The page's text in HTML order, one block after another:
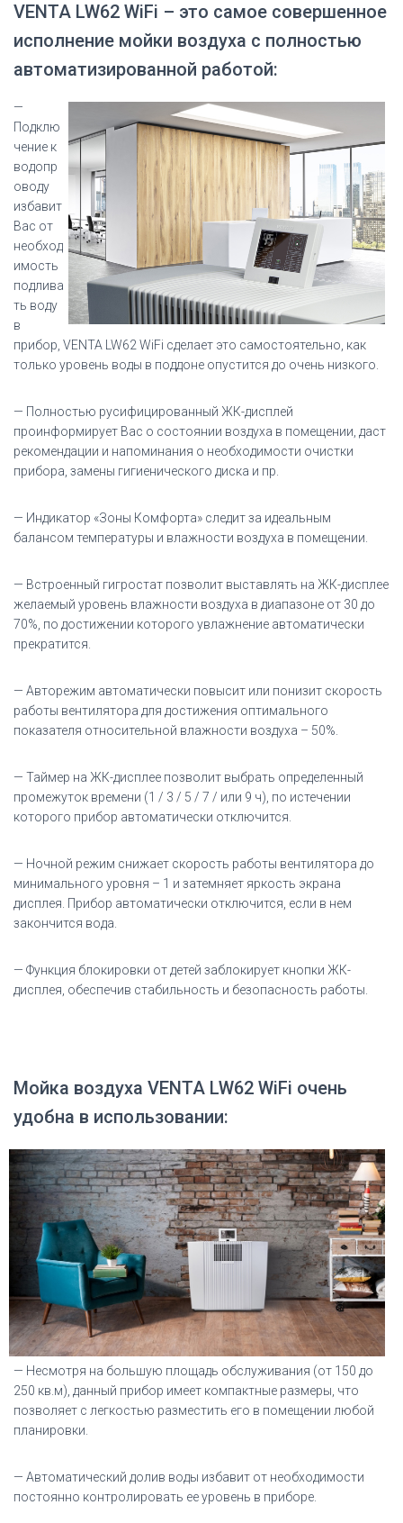
VENTA LW62 WiFi – это самое совершенное
исполнение мойки воздуха с полностью
автоматизированной работой:
—
Подклю
чение к
водопр
оводу
избавит
Вас от
необход
имость
подлива
ть воду
в
прибор, VENTA LW62 WiFi сделает это самостоятельно, как
только уровень воды в поддоне опустится до очень низкого.
— Полностью русифицированный ЖК-дисплей
проинформирует Вас о состоянии воздуха в помещении, даст
рекомендации и напоминания о необходимости очистки
прибора, замены гигиенического диска и пр.
— Индикатор «Зоны Комфорта» следит за идеальным
балансом температуры и влажности воздуха в помещении.
— Встроенный гигростат позволит выставлять на ЖК-дисплее
желаемый уровень влажности воздуха в диапазоне от 30 до
70%, по достижении которого увлажнение автоматически
прекратится.
— Авторежим автоматически повысит или понизит скорость
работы вентилятора для достижения оптимального
показателя относительной влажности воздуха – 50%.
— Таймер на ЖК-дисплее позволит выбрать определенный
промежуток времени (1 / 3 / 5 / 7 / или 9 ч), по истечении
которого прибор автоматически отключится.
— Ночной режим снижает скорость работы вентилятора до
минимального уровня – 1 и затемняет яркость экрана
дисплея. Прибор автоматически отключится, если в нем
закончится вода.
— Функция блокировки от детей заблокирует кнопки ЖК-
дисплея, обеспечив стабильность и безопасность работы.
Мойка воздуха VENTA LW62 WiFi очень
удобна в использовании:
— Несмотря на большую площадь обслуживания (от 150 до
250 кв.м), данный прибор имеет компактные размеры, что
позволяет с легкостью разместить его в помещении любой
планировки.
— Автоматический долив воды избавит от необходимости
постоянно контролировать ее уровень в приборе.